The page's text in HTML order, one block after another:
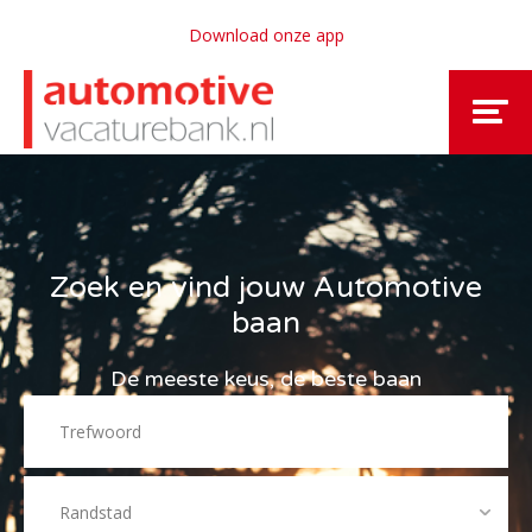
Download onze app
Zoek en vind jouw Automotive
baan
De meeste keus, de beste baan